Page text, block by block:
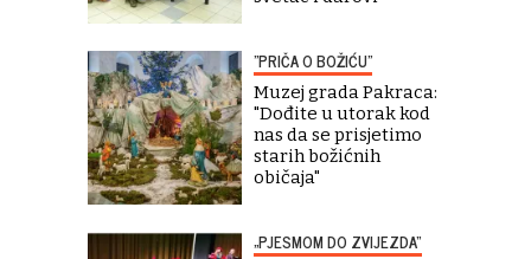
"PRIČA O BOŽIĆU"
Muzej grada Pakraca:
"Dođite u utorak kod
nas da se prisjetimo
starih božićnih
običaja"
„PJESMOM DO ZVIJEZDA“